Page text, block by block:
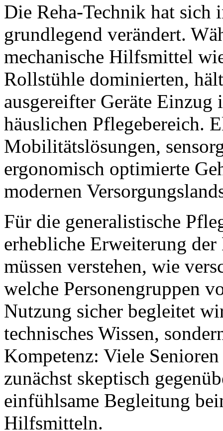
Die Reha-Technik hat sich
grundlegend verändert.
mechanische Hilfsmittel
Rollstühle dominierten,
ausgereifter Geräte
häuslichen Pflegebereich.
Mobilitätslösungen,
ergonomisch optimierte
modernen
Für die generalistische
erhebliche Erweiterung
müssen verstehen, wie
welche Personengruppen
Nutzung sicher begleitet
technisches Wissen,
Kompetenz: Viele
zunächst skeptisch
einfühlsame Begleitung
Hilfsmitteln.